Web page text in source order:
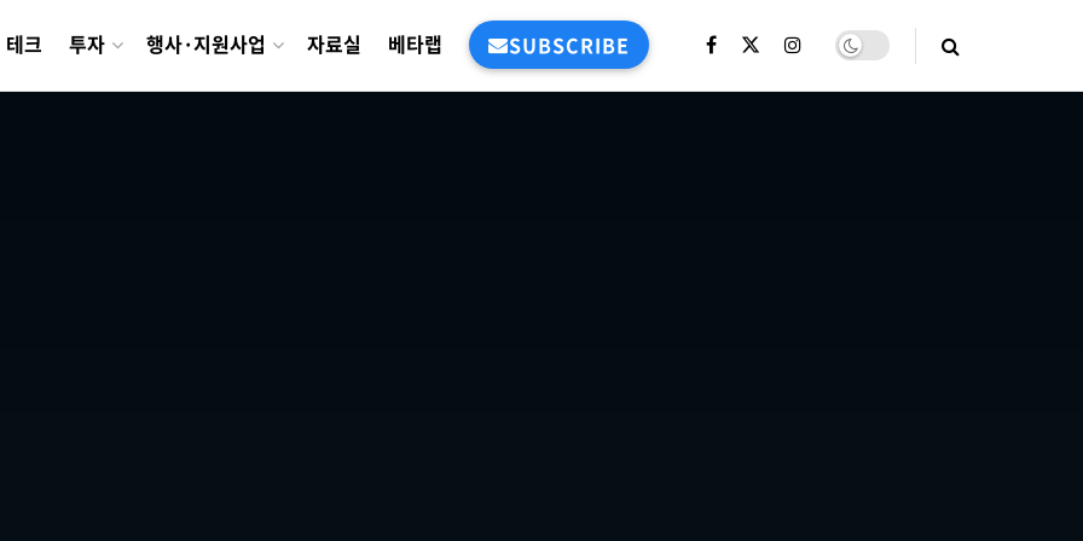
테크 투자 행사·지원사업 자료실 베타랩 SUBSCRIBE